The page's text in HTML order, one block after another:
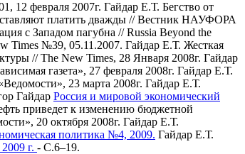
12 февраля 2007г. Гайдар Е.Т. Бегство от
платить дважды // Вестник НАУФОРА
с Западом пагубна // Russia Beyond the
Times №39, 05.11.2007. Гайдар Е.Т. Жесткая
// The New Times, 28 Января 2008г. Гайдар
газета», 27 февраля 2008г. Гайдар Е.Т.
23 марта 2008г. Гайдар Е.Т.
Гайдар Россия и мировой экономический
приведет к изменению бюджетной
20 октября 2008г. Гайдар Е.Т.
политика №4, 2009. Гайдар Е.Т.
г. - С.6–19.